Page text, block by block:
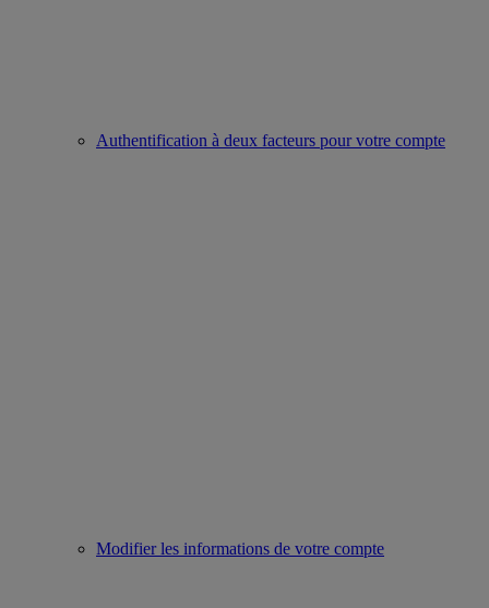
Authentification à deux facteurs pour votre compte
Modifier les informations de votre compte